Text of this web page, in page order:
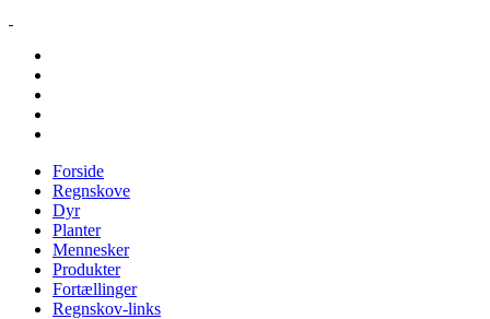
Forside
Regnskove
Dyr
Planter
Mennesker
Produkter
Fortællinger
Regnskov-links